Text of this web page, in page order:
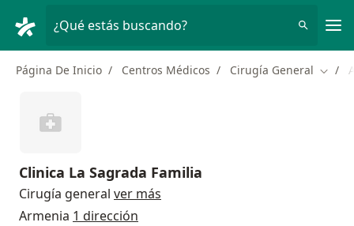
¿Qué estás buscando?
Página De Inicio Centros Médicos Cirugía General
Clinica La Sagrada Familia
Cirugía general ver más
Armenia 1 dirección